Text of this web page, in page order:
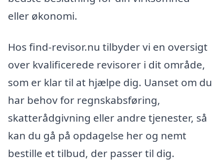
eller økonomi.
Hos find-revisor.nu tilbyder vi en oversigt
over kvalificerede revisorer i dit område,
som er klar til at hjælpe dig. Uanset om du
har behov for regnskabsføring,
skatterådgivning eller andre tjenester, så
kan du gå på opdagelse her og nemt
bestille et tilbud, der passer til dig.